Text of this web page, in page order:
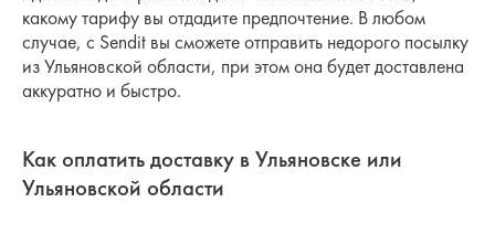
какому тарифу вы отдадите предпочтение. В любом
случае, с Sendit вы сможете отправить недорого посылку
из Ульяновской области, при этом она будет доставлена
аккуратно и быстро.
Как оплатить доставку в Ульяновске или
Ульяновской области